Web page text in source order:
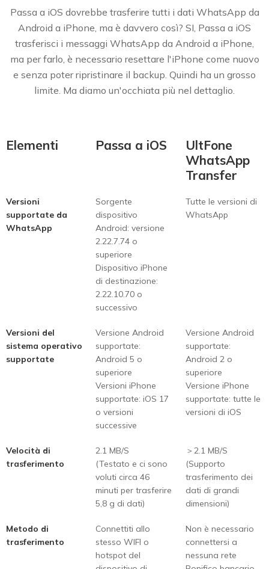
Passa a iOS dovrebbe trasferire tutti i dati WhatsApp da
Android a iPhone, ma è davvero così? SI, Passa a iOS
trasferisci i messaggi WhatsApp da Android a iPhone,
ma per farlo, è necessario resettare l'iPhone come nuovo
e senza poter ripristinare il backup. Quindi ha un grosso
limite. Ma diamo un'occhiata più nel dettaglio.
Elementi Passa a iOS
UltFone
WhatsApp
Transfer
Versioni
supportate da
WhatsApp
Sorgente
dispositivo
Android: versione
2.22.7.74 o
superiore
Dispositivo iPhone
di destinazione:
2.22.10.70 o
successivo
Tutte le versioni di
WhatsApp
Versioni del
sistema operativo
supportate
Versione Android
supportate:
Android 5 o
superiore
Versioni iPhone
supportate: iOS 17
o versioni
successive
Versione Android
supportate:
Android 2 o
superiore
Versione iPhone
supportate: tutte le
versioni di iOS
Velocità di
trasferimento
2.1 MB/S
(Testato e ci sono
voluti circa 46
minuti per trasferire
5,8 g di dati)
＞2.1 MB/S
(Supporto
trasferimento dei
dati di grandi
dimensioni)
Metodo di
trasferimento
Connettiti allo
stesso WIFI o
hotspot del
Non è necessario
connettersi a
nessuna rete